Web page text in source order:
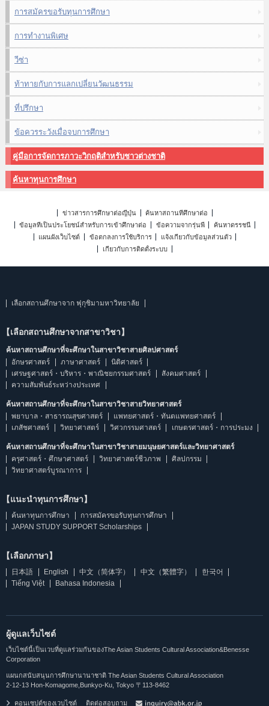
การสมัครขอรับทุนการศึกษา
การทำงานพิเศษ
วีซ่า
ท้าทายกับการแลกเปลี่ยนวัฒนธรรม
ที่ปรึกษา
ข้อควรระวังเมื่อจบการศึกษา
คู่มือการจัดการภาวะวิกฤติสำหรับชาวต่างชาติ
ค้นหาทุนการศึกษา
ข่าวสารการศึกษาต่อญี่ปุ่น
ค้นหาสถานที่ศึกษาต่อ
ข้อมูลที่เป็นประโยชน์สำหรับการเข้าศึกษาต่อ
ข้อความจากรุ่นพี่
ค้นหาดรรชนี
แผนผังเว็บไซต์
ข้อตกลงการใช้บริการ
แจ้งเกี่ยวกับข้อมูลส่วนตัว
เกี่ยวกับการติดตั้งระบบ
เลือกสถานศึกษาจาก ฟุกุชิมามหาวิทยาลัย
【เลือกสถานศึกษาจากสาขาวิชา】
ค้นหาสถานศึกษาที่จะศึกษาในสาขาวิชาสายศิลปศาสตร์
อักษรศาสตร์
ภาษาศาสตร์
นิติศาสตร์
เศรษฐศาสตร์・บริหาร・พาณิชยกรรมศาสตร์
สังคมศาสตร์
ความสัมพันธ์ระหว่างประเทศ
ค้นหาสถานศึกษาที่จะศึกษาในสาขาวิชาสายวิทยาศาสตร์
พยาบาล・สาธารณสุขศาสตร์
แพทยศาสตร์・ทันตแพทยศาสตร์
เภสัชศาสตร์
วิทยาศาสตร์ วิศวกรรมศาสตร์ เกษตรศาสตร์・การประมง
ค้นหาสถานศึกษาที่จะศึกษาในสาขาวิชาสายมนุษยศาสตร์และวิทยาศาสตร์
ครุศาสตร์・ศึกษาศาสตร์
วิทยาศาสตร์ชีวภาพ
ศิลปกรรม
วิทยาศาสตร์บูรณาการ
【แนะนำทุนการศึกษา】
ค้นหาทุนการศึกษา
การสมัครขอรับทุนการศึกษา
JAPAN STUDY SUPPORT Scholarships
【เลือกภาษา】
日本語 English 中文（简体字） 中文（繁體字）
한국어
Tiếng Việt
Bahasa Indonesia
ผู้ดูแลเว็บไซต์
เว็บไซต์นี้เป็นเวบที่ดูแลร่วมกันของThe Asian Students Cultural Association&Benesse
Corporation
แผนกสนับสนุนการศึกษานานาชาติ The Asian Students Cultural Association
2-12-13 Hon-Komagome,Bunkyo-Ku, Tokyo 〒113-8462
คอนเซปต์ของเวบไซต์ ติดต่อสอบถาม